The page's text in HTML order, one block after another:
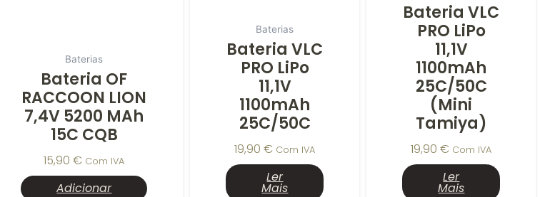
Baterias
Bateria OF
RACCOON LION
7,4V 5200 MAh
15C CQB
15,90€ Com IVA
Adicionar
Baterias
Bateria VLC
PRO LiPo
11,1V
1100mAh
25C/50C
19,90€ Com IVA
Ler
Mais
Bateria VLC
PRO LiPo
11,1V
1100mAh
25C/50C
(mini
Tamiya)
19,90€ Com IVA
Ler
Mais